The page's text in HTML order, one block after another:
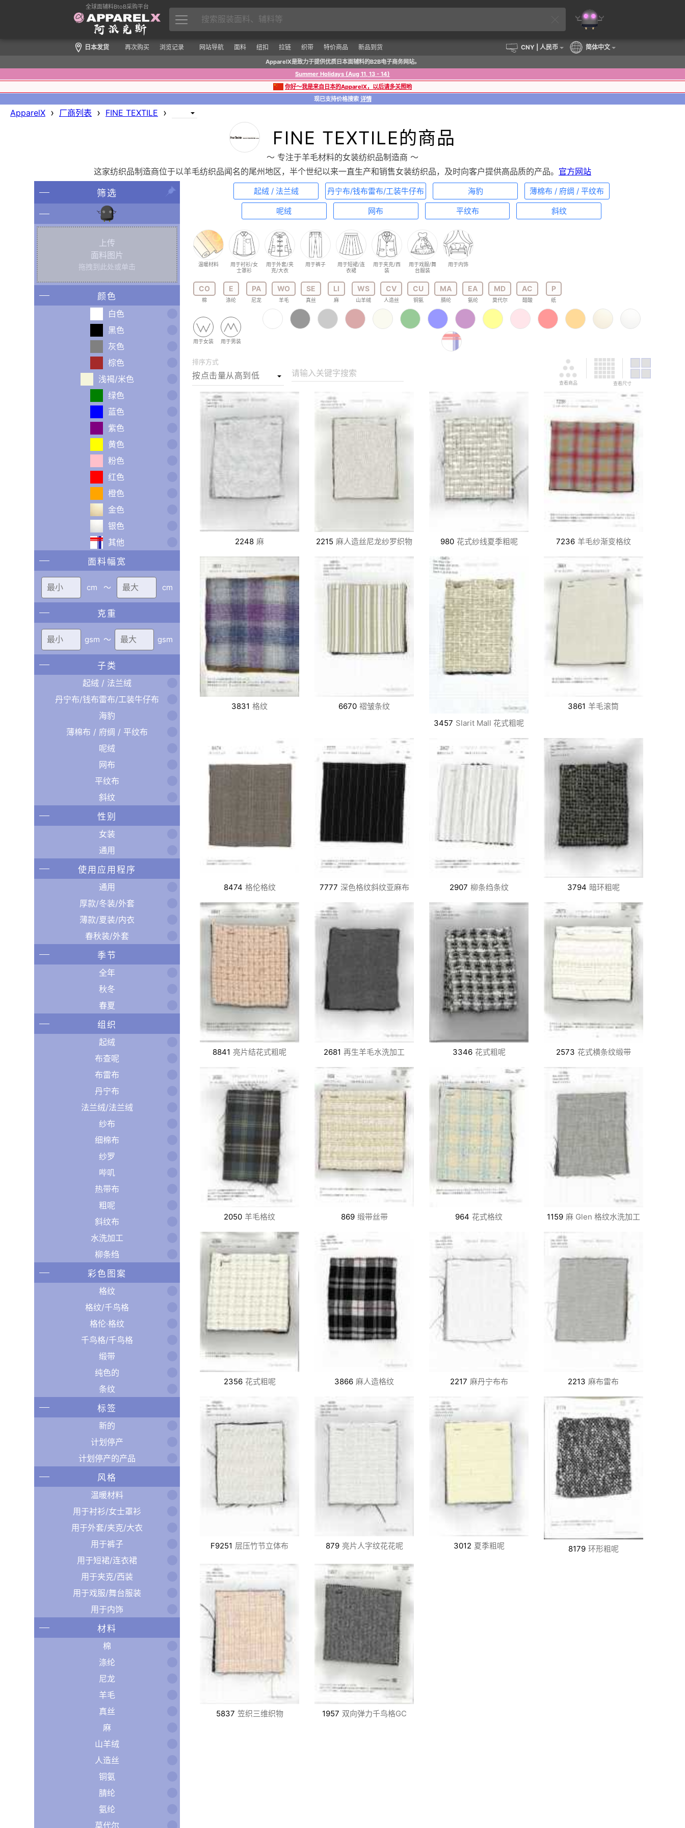
全球面辅料BtoB采购平台
日本发货 再次购买 浏览记录 网站导航 面料 纽扣 拉链 织带 特价商品 新品到货 CNY| 人民币 简体中文
ApparelX是致力于提供优质日本面辅料的B2B电子商务网站。
Summer Holidays (Aug 11, 13 - 14)
你好～我是来自日本的ApparelX，以后请多关照哟
现已支持价格搜索 详情
ApparelX › 厂商列表 › FINE TEXTILE ›
FINE TEXTILE的商品
〜 专注于羊毛材料的女装纺织品制造商 〜
这家纺织品制造商位于以羊毛纺织品闻名的尾州地区，半个世纪以来一直生产和销售女装纺织品，及时向客户提供高品质的产品。 官方网站
筛选
上传
面料图片
拖拽到此处或单击
颜色
白色
黑色
灰色
棕色
浅褐/米色
绿色
蓝色
紫色
黄色
粉色
红色
橙色
金色
银色
其他
面料幅宽
cm 〜 cm
克重
gsm 〜 gsm
子类
起绒 / 法兰绒
丹宁布/钱布雷布/工装牛仔布
海豹
薄棉布 / 府绸 / 平纹布
呢绒
网布
平纹布
斜纹
性别
女装
通用
使用应用程序
通用
厚款/冬装/外套
薄款/夏装/内衣
春秋装/外套
季节
全年
秋冬
春夏
组织
起绒
布查呢
布雷布
丹宁布
法兰绒/法兰绒
纱布
细棉布
纱罗
哔叽
热带布
粗呢
斜纹布
水洗加工
柳条绉
彩色图案
格纹
格纹/千鸟格
格伦·格纹
千鸟格/千鸟格
缎带
纯色的
条纹
标签
新的
计划停产
计划停产的产品
风格
温暖材料
用于衬衫/女士罩衫
用于外套/夹克/大衣
用于裤子
用于短裙/连衣裙
用于夹克/西装
用于戏服/舞台服装
用于内饰
材料
棉
涤纶
尼龙
羊毛
真丝
麻
山羊绒
人造丝
铜氨
腈纶
氨纶
莫代尔
起绒 / 法兰绒 丹宁布/钱布雷布/工装牛仔布 海豹 薄棉布 / 府绸 / 平纹布
呢绒 网布 平纹布 斜纹
温暖材料
用于衬衫/女
士罩衫
用于外套/夹
克/大衣
用于裤子
用于短裙/连
衣裙
用于夹克/西
装
用于戏服/舞
台服装
用于内饰
CO
棉
E
涤纶
PA
尼龙
WO
羊毛
SE
真丝
LI
麻
WS
山羊绒
CV
人造丝
CU
铜氨
MA
腈纶
EA
氨纶
MD
莫代尔
AC
醋酸
P
纸
用于女装 用于男装
排序方式
请输入关键字搜索
查看商品 查看尺寸
2248 麻 2215 麻人造丝尼龙纱罗织物 980 花式纱线夏季粗呢 7236 羊毛纱渐变格纹
3831 格纹 6670 褶皱条纹
3457 Slarit Mall 花式粗呢
3861 羊毛滚筒
8474 格伦格纹 7777 深色格纹斜纹亚麻布 2907 柳条绉条纹 3794 暗环粗呢
8841 亮片结花式粗呢 2681 再生羊毛水洗加工 3346 花式粗呢 2573 花式横条纹缎带
2050 羊毛格纹 869 缎带丝带 964 花式格纹 1159 麻 Glen 格纹水洗加工
2356 花式粗呢 3866 麻人造格纹 2217 麻丹宁布布 2213 麻布雷布
F9251 层压竹节立体布 879 亮片人字纹花花呢 3012 夏季粗呢 8179 环形粗呢
5837 笠织三维织物 1957 双向弹力千鸟格GC